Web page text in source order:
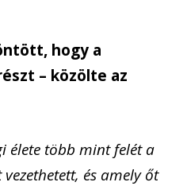
hogy a
– közölte az
élete több mint felét a
és amely őt